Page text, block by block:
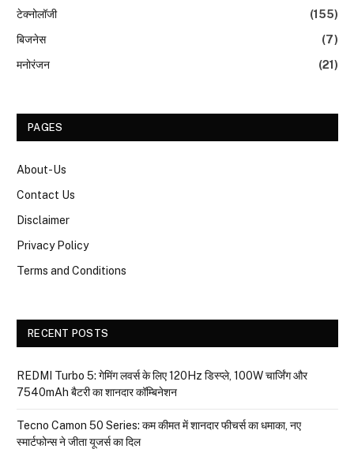
टेक्नोलॉजी
(155)
बिजनेस
(7)
मनोरंजन
(21)
PAGES
About-Us
Contact Us
Disclaimer
Privacy Policy
Terms and Conditions
RECENT POSTS
REDMI Turbo 5: गेमिंग लवर्स के लिए 120Hz डिस्प्ले, 100W चार्जिंग और
7540mAh बैटरी का शानदार कॉम्बिनेशन
Tecno Camon 50 Series: कम कीमत में शानदार फीचर्स का धमाका, नए
स्मार्टफोन्स ने जीता यूजर्स का दिल